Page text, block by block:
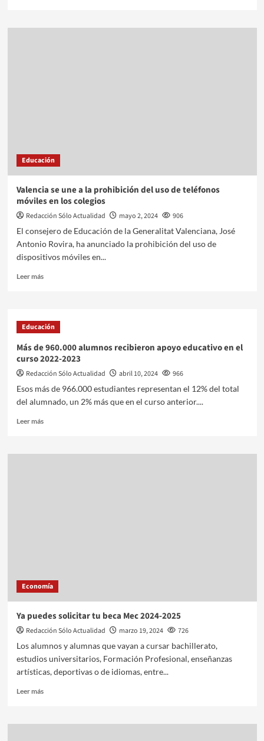
Educación
Valencia se une a la prohibición del uso de teléfonos
móviles en los colegios
Redacción Sólo Actualidad mayo 2, 2024
906
El consejero de Educación de la Generalitat Valenciana, José
Antonio Rovira, ha anunciado la prohibición del uso de
dispositivos móviles en...
Leer más
Educación
Más de 960.000 alumnos recibieron apoyo educativo en el
curso 2022-2023
Redacción Sólo Actualidad abril 10, 2024
966
Esos más de 966.000 estudiantes representan el 12% del total
del alumnado, un 2% más que en el curso anterior....
Leer más
Economía
Ya puedes solicitar tu beca Mec 2024-2025
Redacción Sólo Actualidad marzo 19, 2024
726
Los alumnos y alumnas que vayan a cursar bachillerato,
estudios universitarios, Formación Profesional, enseñanzas
artísticas, deportivas o de idiomas, entre...
Leer más